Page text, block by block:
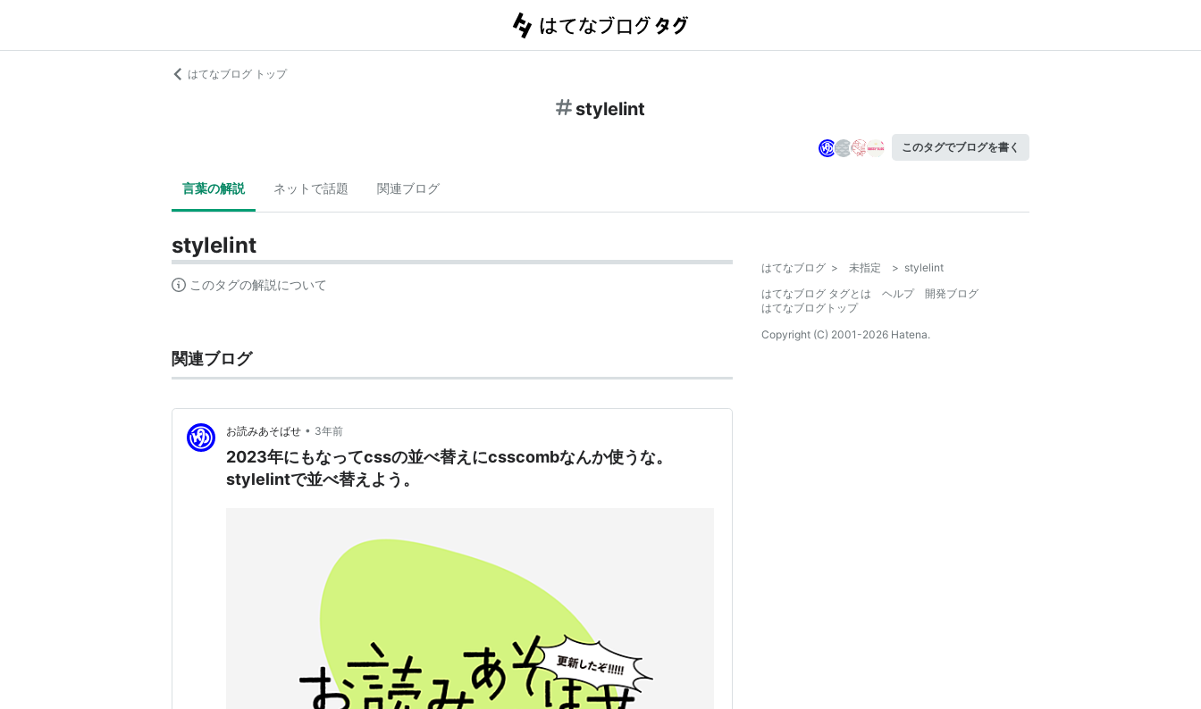
はてなブログ トップ
stylelint
このタグでブログを書く
言葉の解説 ネットで話題 関連ブログ
stylelint
このタグの解説について
関連ブログ
お読みあそばせ • 3年前
2023年にもなってcssの並べ替えにcsscombなんか使うな。
stylelintで並べ替えよう。
はてなブログ > 未指定 > stylelint
はてなブログ タグとは
ヘルプ
開発ブログ
はてなブログトップ
Copyright (C) 2001-2026 Hatena.